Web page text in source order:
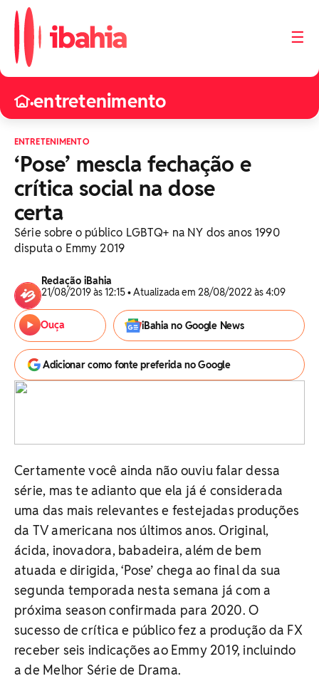
☰
•entretenimento
ENTRETENIMENTO
‘Pose’ mescla fechação e
crítica social na dose
certa
Série sobre o público LGBTQ+ na NY dos anos 1990
disputa o Emmy 2019
Redação iBahia
21/08/2019 às 12:15 • Atualizada em 28/08/2022 às 4:09
Ouça iBahia no Google News
Adicionar como fonte preferida no Google
Certamente você ainda não ouviu falar dessa
série, mas te adianto que ela já é considerada
uma das mais relevantes e festejadas produções
da TV americana nos últimos anos. Original,
ácida, inovadora, babadeira, além de bem
atuada e dirigida, ‘Pose’ chega ao final da sua
segunda temporada nesta semana já com a
próxima season confirmada para 2020. O
sucesso de crítica e público fez a produção da FX
receber seis indicações ao Emmy 2019, incluindo
a de Melhor Série de Drama.